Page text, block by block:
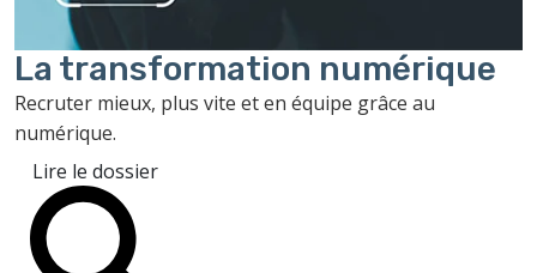
La transformation numérique
Recruter mieux, plus vite et en équipe grâce au
numérique.
Lire le dossier